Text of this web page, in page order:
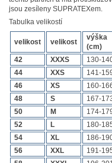
jsou zesíleny SUPRATEXem.
Tabulka velikostí
velikost velikost
výška
(cm)
42
XXXS 130-
44
XXS 141-
46
XS 160-
48
S 167-
50
M 174-
52
L 180-
54
XL 186-
56
XXL 191-